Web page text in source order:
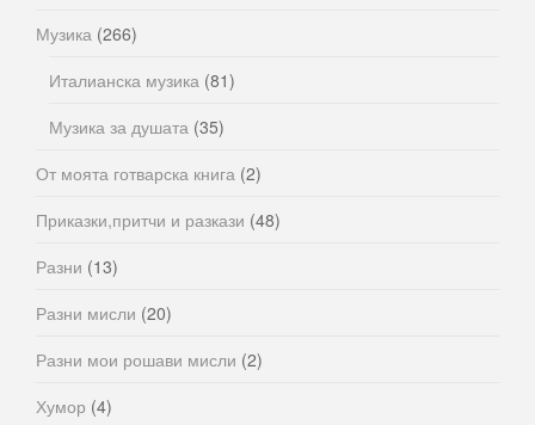
Музика (266)
Италианска музика (81)
Музика за душата (35)
От моята готварска книга (2)
Приказки,притчи и разкази (48)
Разни (13)
Разни мисли (20)
Разни мои рошави мисли (2)
Хумор (4)